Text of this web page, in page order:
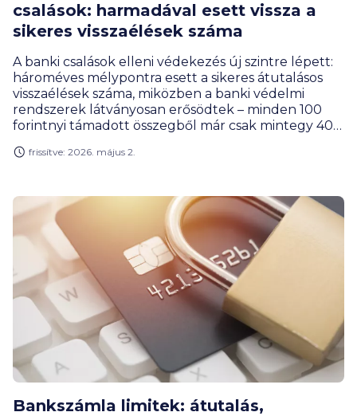
csalások: harmadával esett vissza a
sikeres visszaélések száma
A banki csalások elleni védekezés új szintre lépett:
hároméves mélypontra esett a sikeres átutalásos
visszaélések száma, miközben a banki védelmi
rendszerek látványosan erősödtek – minden 100
forintnyi támadott összegből már csak mintegy 40
figyelmet Gergely Péter, a BiztosDöntés.hu
frissítve: 2026. május 2.
Bankszámla limitek: átutalás,